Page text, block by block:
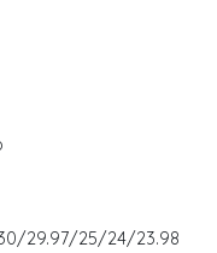
29.97/25/24/23.98